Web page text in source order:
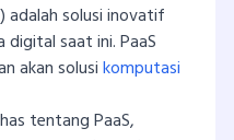
adalah solusi inovatif
saat ini. PaaS
akan solusikomputasi
tentang PaaS,